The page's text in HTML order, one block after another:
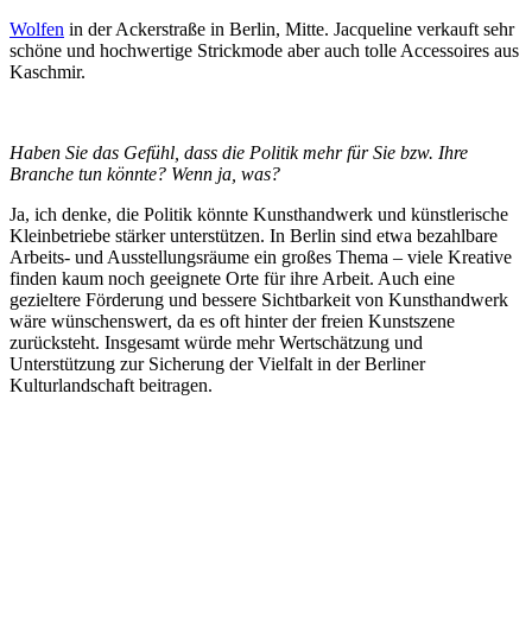
Wolfen in der Ackerstraße in Berlin, Mitte. Jacqueline verkauft sehr
schöne und hochwertige Strickmode aber auch tolle Accessoires aus
Kaschmir.
Haben Sie das Gefühl, dass die Politik mehr für Sie bzw. Ihre
Branche tun könnte? Wenn ja, was?
Ja, ich denke, die Politik könnte Kunsthandwerk und künstlerische
Kleinbetriebe stärker unterstützen. In Berlin sind etwa bezahlbare
Arbeits- und Ausstellungsräume ein großes Thema – viele Kreative
finden kaum noch geeignete Orte für ihre Arbeit. Auch eine
gezieltere Förderung und bessere Sichtbarkeit von Kunsthandwerk
wäre wünschenswert, da es oft hinter der freien Kunstszene
zurücksteht. Insgesamt würde mehr Wertschätzung und
Unterstützung zur Sicherung der Vielfalt in der Berliner
Kulturlandschaft beitragen.